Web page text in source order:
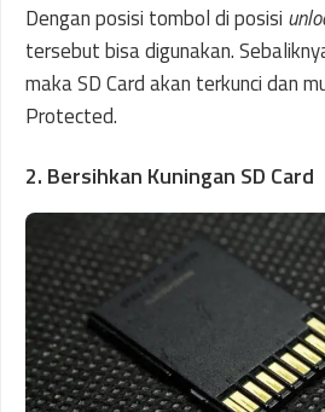
Dengan posisi tombol di posisi
tersebut bisa digunakan.
maka SD Card akan terkunci dan
Protected.
2. Bersihkan Kuningan SD Card